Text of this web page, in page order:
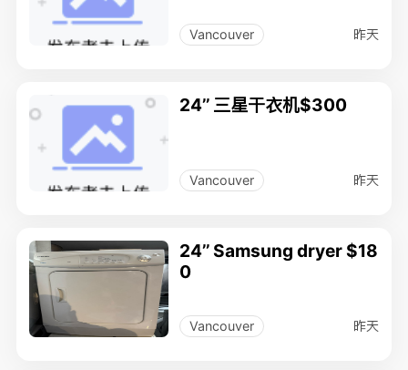
Vancouver 昨天
24’’ 三星干衣机$300
Vancouver 昨天
24’’ Samsung dryer $18
0
Vancouver 昨天